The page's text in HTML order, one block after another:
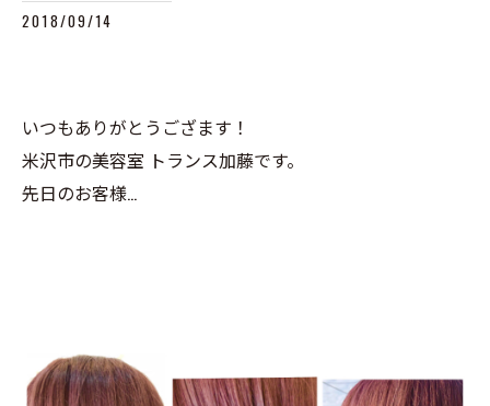
2018/09/14
いつもありがとうござます！
米沢市の美容室 トランス加藤です。
先日のお客様…